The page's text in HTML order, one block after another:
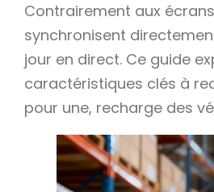
Contrairement aux
synchronisent
jour en direct. Ce guide
caractéristiques clés à
pour une, recharge des